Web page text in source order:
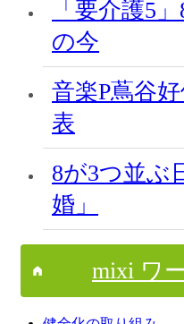
「要介護5
の今
音楽P蔦谷
表
8が3つ並ぶ
婚」
mixi ワ